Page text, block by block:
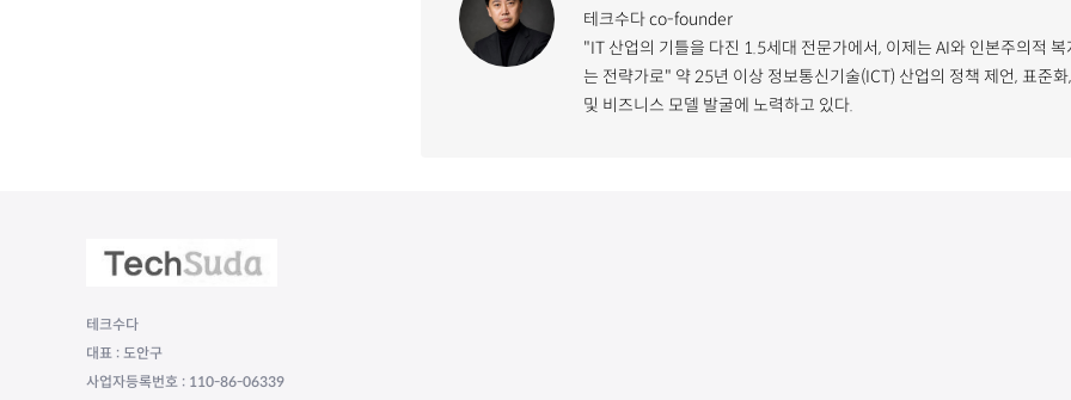
테크수다 co-founder
"IT 산업의 기틀을 다진 1.5세대 전문가에서, 이제는 AI와 인본주의적
는 전략가로" 약 25년 이상 정보통신기술(ICT) 산업의 정책 제언, 표준
및 비즈니스 모델 발굴에 노력하고 있다.
테크수다
대표 : 도안구
사업자등록번호 : 110-86-06339